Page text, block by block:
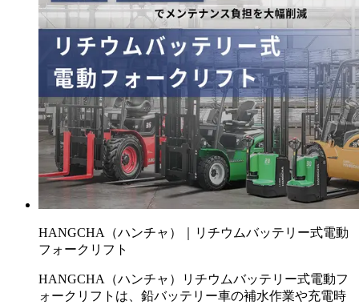
HANGCHA（ハンチャ）｜リチウムバッテリー式電動
フォークリフト
HANGCHA（ハンチャ）リチウムバッテリー式電動フ
ォークリフトは、鉛バッテリー車の補水作業や充電時